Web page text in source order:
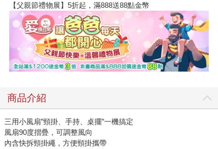
【父親節禮物展】5折起，滿888送88點金幣
商品介紹
三用小風扇”頸掛、手持、桌擺”一機搞定
風扇90度摺疊，可調整風向
內含快拆頸掛繩，方便頸掛攜帶